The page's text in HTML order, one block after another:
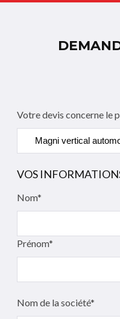
Votre devis concerne le
VOS
Nom*
Prénom*
Nom de la société*